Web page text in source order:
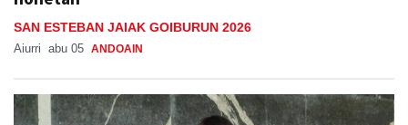
SAN ESTEBAN JAIAK GOIBURUN 2026
Aiurri abu 05 ANDOAIN